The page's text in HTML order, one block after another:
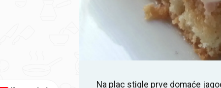
Na plac stigle prve domaće